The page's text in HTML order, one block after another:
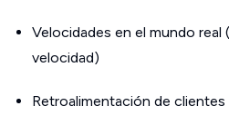
Velocidades en el mundo real
velocidad)
Retroalimentación de clientes